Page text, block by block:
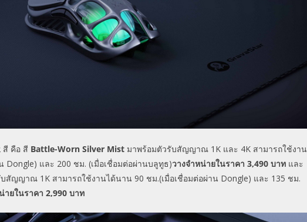
สี คือ สี Battle-Worn Silver Mist มาพร้อมตัวรับสัญญาณ 1K และ 4K สามารถใช้งาน
Dongle) และ 200 ชม. (เมื่อเชื่อมต่อผ่านบลูทูธ)วางจำหน่ายในราคา 3,490 บาท และ
บสัญญาณ 1K สามารถใช้งานได้นาน 90 ชม.(เมื่อเชื่อมต่อผ่าน Dongle) และ 135 ชม.
ายในราคา 2,990 บาท